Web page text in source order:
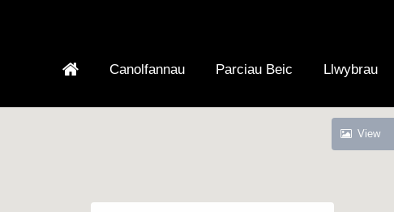
Canolfannau Parciau Beic Llwybrau
View